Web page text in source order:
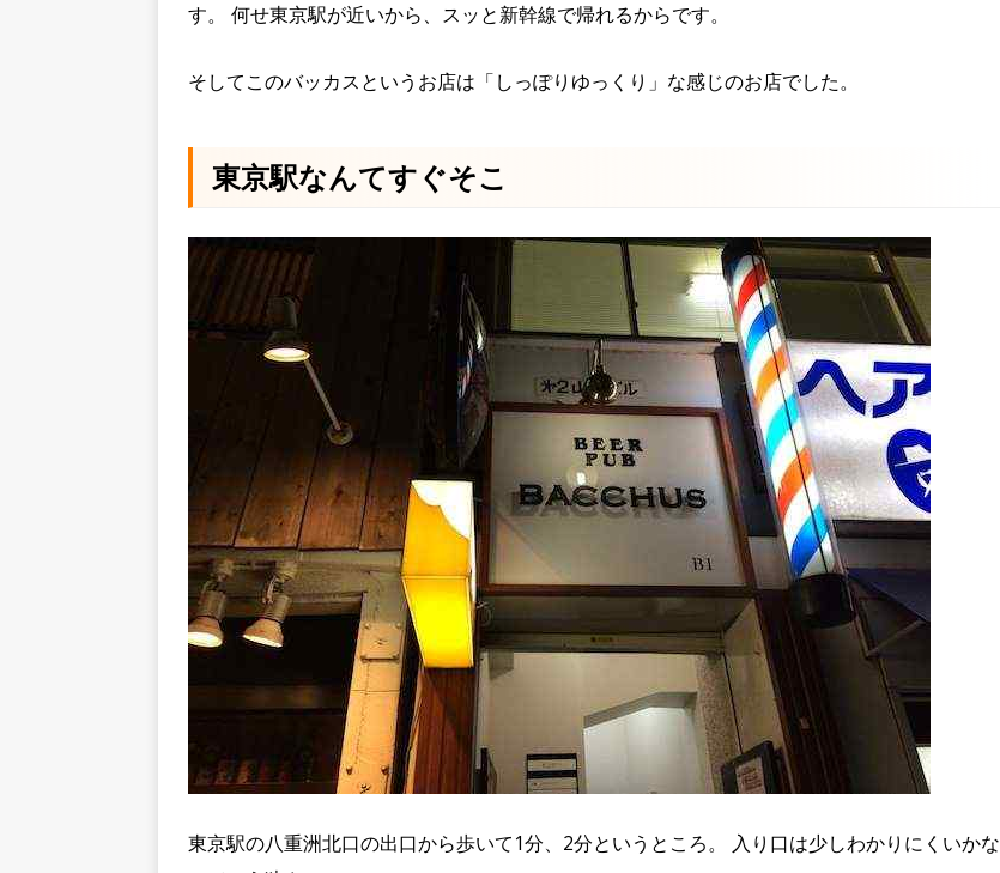
す。 何せ東京駅が近いから、スッと新幹線で帰れるからです。
そしてこのバッカスというお店は「しっぽりゆっくり」な感じのお店でした。
東京駅なんてすぐそこ
東京駅の八重洲北口の出口から歩いて1分、2分というところ。 入り口は少しわかりにくいかな